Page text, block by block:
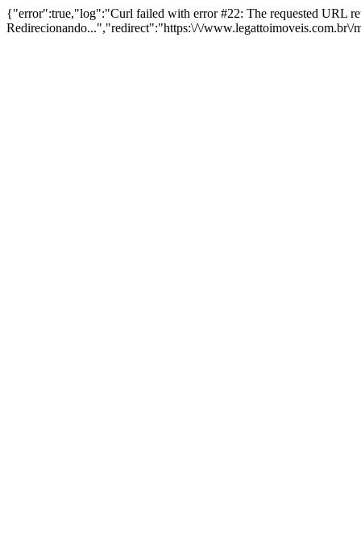
{"error":true,"log":"Curl failed with error #22: The requested URL
Redirecionando...","redirect":"https:\/\/www.legattoimoveis.com.br\/